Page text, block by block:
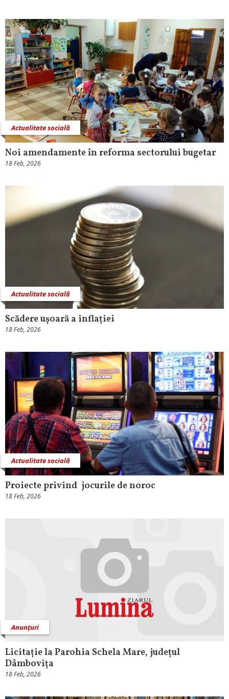
Actualitate socială
Noi amendamente în reforma sectorului bugetar
18 Feb, 2026
Actualitate socială
Scădere ușoară a inflației
18 Feb, 2026
Actualitate socială
Proiecte privind jocurile de noroc
18 Feb, 2026
Anunțuri
Licitație la Parohia Schela Mare, județul
Dâmbovița
18 Feb, 2026